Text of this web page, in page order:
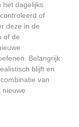
het dagelijks
of
deze in de
of de
Belangrijk
blijft en
van
nieuwe